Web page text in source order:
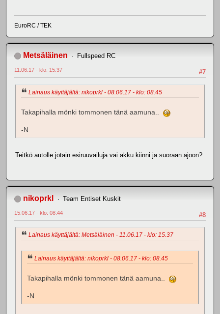
EuroRC / TEK
Metsäläinen Fullspeed RC
#7
11.06.17 - klo: 15.37
Lainaus käyttäjältä: nikoprkl - 08.06.17 - klo: 08.45
Takapihalla mönki tommonen tänä aamuna..
-N
Teitkö autolle jotain esiruuvailuja vai akku kiinni ja suoraan ajoon?
nikoprkl Team Entiset Kuskit
#8
15.06.17 - klo: 08.44
Lainaus käyttäjältä: Metsäläinen - 11.06.17 - klo: 15.37
Lainaus käyttäjältä: nikoprkl - 08.06.17 - klo: 08.45
Takapihalla mönki tommonen tänä aamuna..
-N